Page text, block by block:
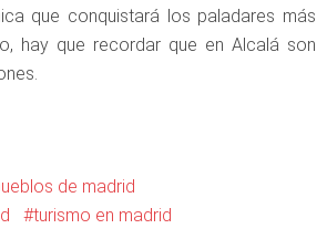
que conquistará los paladares más
hay que recordar que en Alcalá son
de madrid
turismo en madrid